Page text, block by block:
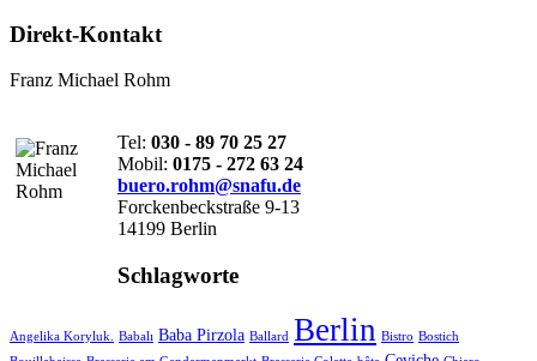
Direkt-Kontakt
Franz Michael Rohm
Tel: 030 - 89 70 25 27
Mobil: 0175 - 272 63 24
buero.rohm@snafu.de
Forckenbeckstraße 9-13
14199 Berlin
Schlagworte
Angelika Koryluk. Babalı Baba Pirzola Ballard Berlin Bistro Bostich